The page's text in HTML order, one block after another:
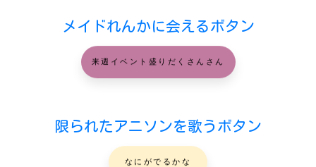
メイドれんかに会えるボタン
来週イベント盛りだくさんさん
限られたアニソンを歌うボタン
なにがでるかな